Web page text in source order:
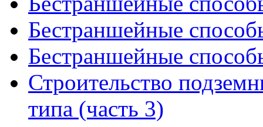
Бестраншейные
Бестраншейные
Строительство
типа (часть 3)